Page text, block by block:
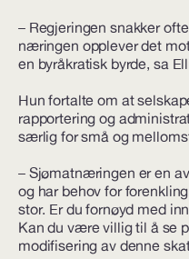
– Regjeringen snakker
næringen opplever det
en byråkratisk byrde, sa
Hun fortalte om at
rapportering og
særlig for små og
– Sjømatnæringen er en
og har behov for
stor. Er du fornøyd med
Kan du være villig til å se
modifisering av denne